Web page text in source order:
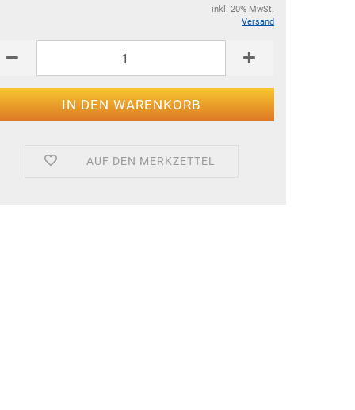
inkl. 20% MwSt.
Versand
AUF DEN MERKZETTEL